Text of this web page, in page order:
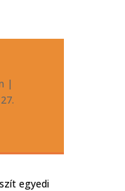
|
egyedi